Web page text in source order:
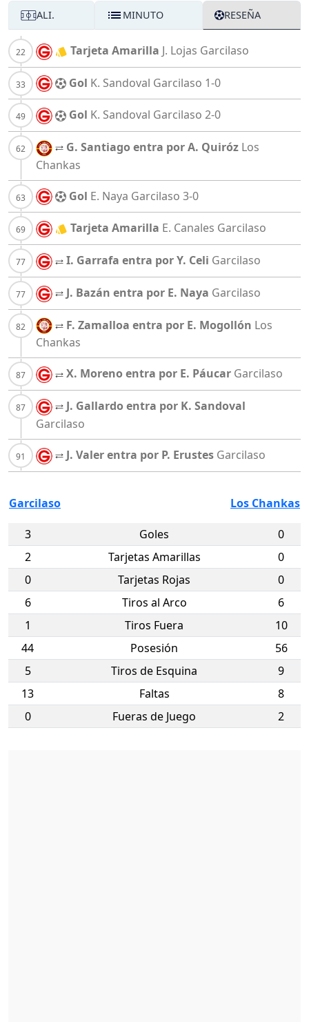
ALI. MINUTO RESEÑA
Tarjeta Amarilla J. Lojas Garcilaso
Gol K. Sandoval Garcilaso 1-0
Gol K. Sandoval Garcilaso 2-0
G. Santiago entra por A. Quiróz Los
Chankas
Gol E. Naya Garcilaso 3-0
Tarjeta Amarilla E. Canales Garcilaso
I. Garrafa entra por Y. Celi Garcilaso
J. Bazán entra por E. Naya Garcilaso
F. Zamalloa entra por E. Mogollón Los
Chankas
X. Moreno entra por E. Páucar Garcilaso
J. Gallardo entra por K. Sandoval
Garcilaso
J. Valer entra por P. Erustes Garcilaso
Garcilaso Los Chankas
3 Goles
0
2
Tarjetas Amarillas
0
0
Tarjetas Rojas
0
6
Tiros al Arco
6
1
Tiros Fuera
10
44
Posesión
56
5
Tiros de Esquina
9
13
Faltas
8
0
Fueras de Juego 2